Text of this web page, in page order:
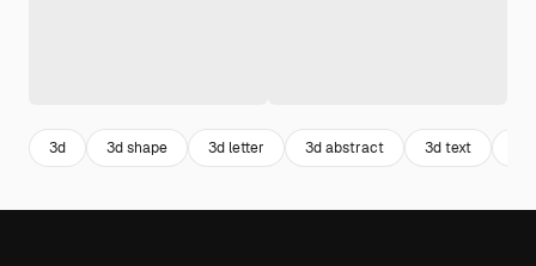
3d 3d shape 3d letter 3d abstract 3d text